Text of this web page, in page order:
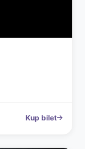
Kup bilet